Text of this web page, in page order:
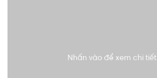
Nhấn vào để xem chi tiết